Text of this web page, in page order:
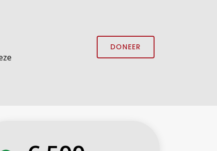
DONEER